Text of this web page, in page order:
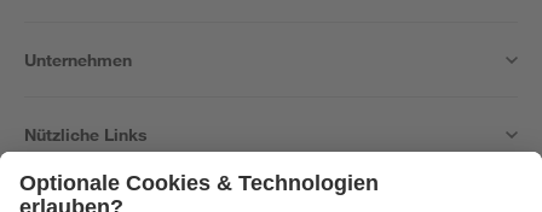
Unternehmen
Nützliche Links